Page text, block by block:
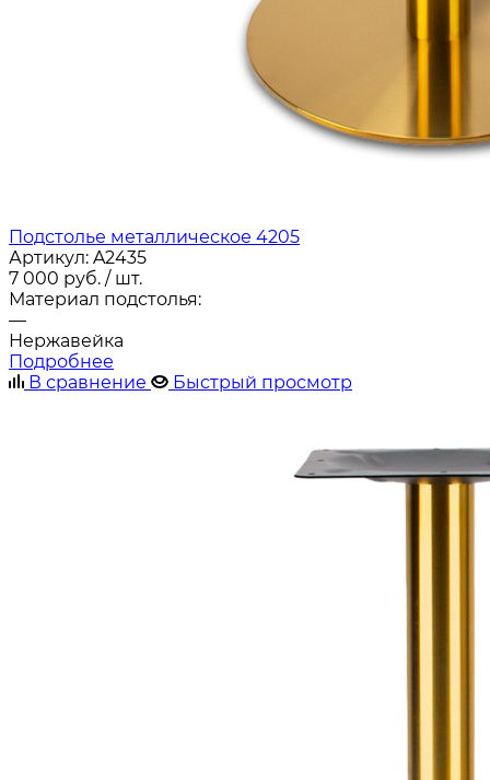
Подстолье металлическое 4205
Артикул: A2435
7 000 руб. / шт.
Материал подстолья:
—
Нержавейка
Подробнее
В сравнение
Быстрый просмотр